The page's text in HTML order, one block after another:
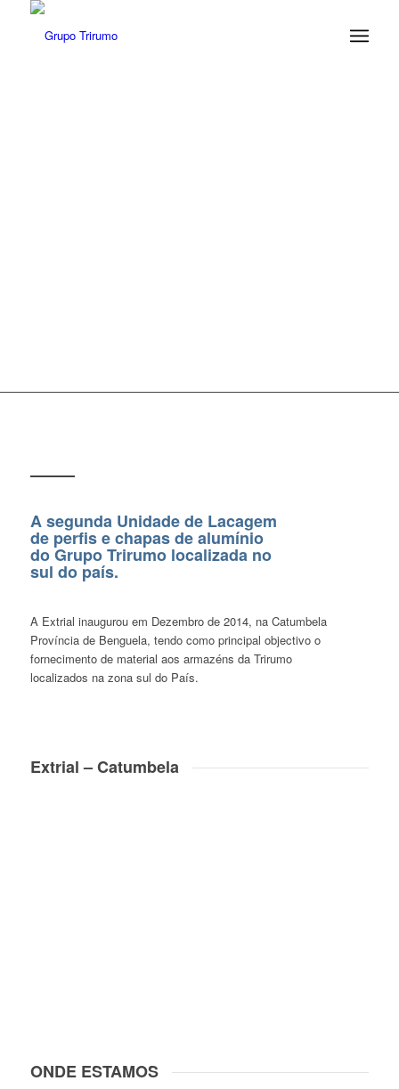
A segunda Unidade de Lacagem
de perfis e chapas de alumínio
do Grupo Trirumo localizada no
sul do país.
A Extrial inaugurou em Dezembro de 2014, na Catumbela
Província de Benguela, tendo como principal objectivo o
fornecimento de material aos armazéns da Trirumo
localizados na zona sul do País.
Extrial – Catumbela
ONDE ESTAMOS